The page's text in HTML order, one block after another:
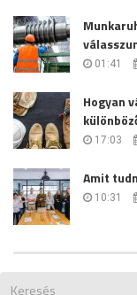
01:41
Hogyan
17:03
Amit
10:31